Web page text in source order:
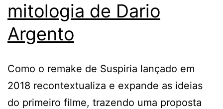
mitologia de Dario
Argento
Como o remake de Suspiria lançado em
2018 recontextualiza e expande as ideias
do primeiro filme, trazendo uma proposta